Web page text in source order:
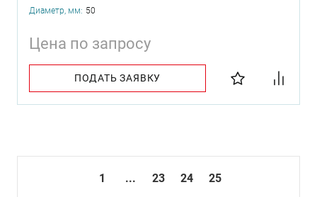
Диаметр, мм: 50
Цена по запросу
ПОДАТЬ ЗАЯВКУ
1 ... 23 24 25